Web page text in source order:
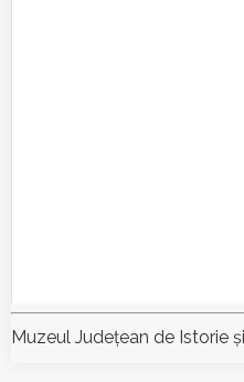
Muzeul Judeţean de Istorie